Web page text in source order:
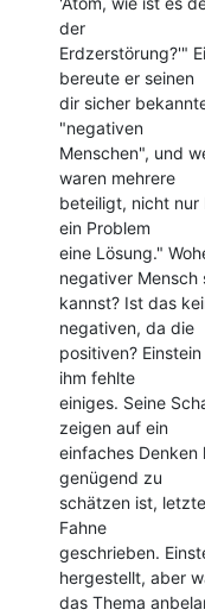
der
Erdzerstörung?'"
bereute er seinen
dir sicher
"negativen
Menschen", und
waren mehrere
beteiligt, nicht nur
ein Problem
eine Lösung."
negativer Mensch
kannst? Ist das
negativen, da die
positiven?
ihm fehlte
einiges. Seine
zeigen auf ein
einfaches Denken
genügend zu
schätzen ist,
Fahne
geschrieben.
hergestellt, aber
das Thema